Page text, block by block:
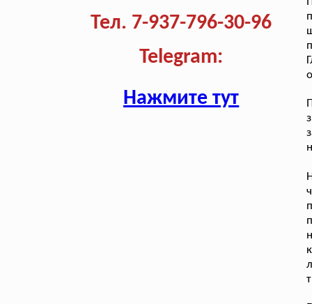
Тел. 7-937-796-30-96
Telegram:
Нажмите тут